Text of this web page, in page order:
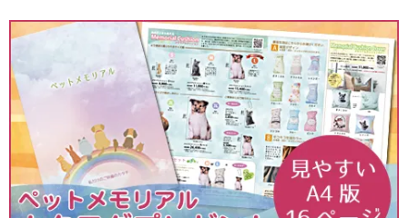
客の増加や足型変化に対応
★ホールド感UPのために
・パイピングを活用することでホールドパーツの安定性を
向上
・かかとの厚みや履き口のスポンジ量等を見直すことで、
踵のフィット感をこれまで以上に向上
・アッパーパターンや裏材等を見直すことで、前足部上部
の空間を減少させて、フィット感向上